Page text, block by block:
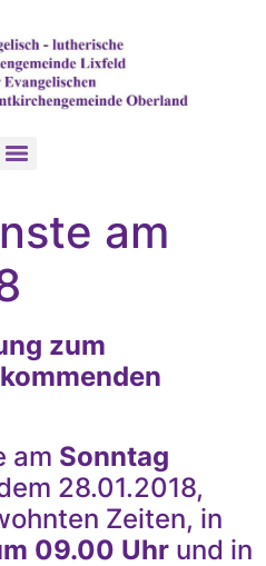
am
zum
am Sonntag
28.01.2018,
Zeiten, in
09.00 Uhr und in